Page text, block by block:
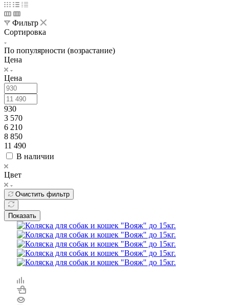
Фильтр
Сортировка
По популярности (возрастание)
Цена
Цена
930
3 570
6 210
8 850
11 490
В наличии
Цвет
Очистить фильтр
Показать